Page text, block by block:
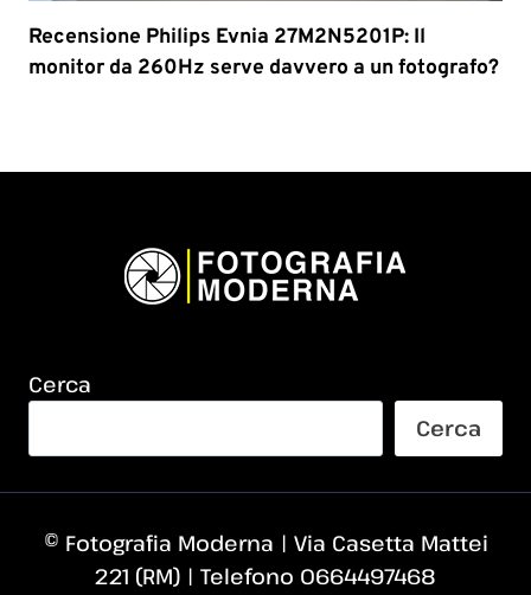
Recensione Philips Evnia 27M2N5201P: Il
monitor da 260Hz serve davvero a un fotografo?
Cerca
Cerca
© Fotografia Moderna | Via Casetta Mattei
221 (RM) | Telefono 0664497468